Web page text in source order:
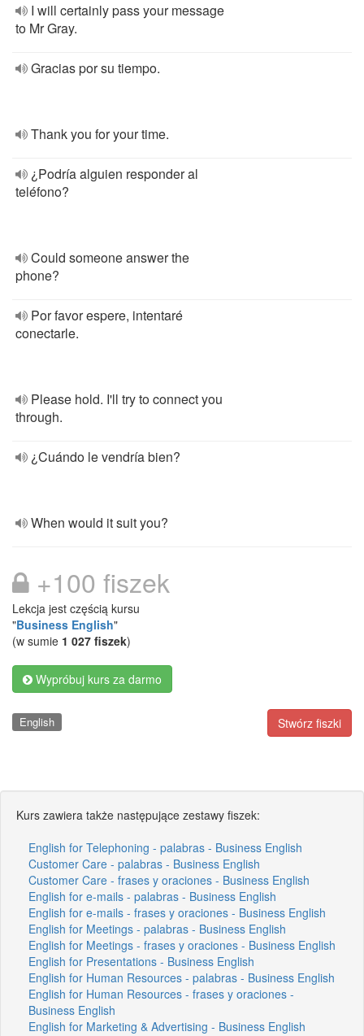
I will certainly pass your message
to Mr Gray.
Gracias por su tiempo.
Thank you for your time.
¿Podría alguien responder al
teléfono?
Could someone answer the
phone?
Por favor espere, intentaré
conectarle.
Please hold. I'll try to connect you
through.
¿Cuándo le vendría bien?
When would it suit you?
+100 fiszek
Lekcja jest częścią kursu
"Business English"
(w sumie 1 027 fiszek)
Wypróbuj kurs za darmo
Stwórz fiszki
English
Kurs zawiera także następujące zestawy fiszek:
English for Telephoning - palabras - Business English
Customer Care - palabras - Business English
Customer Care - frases y oraciones - Business English
English for e-mails - palabras - Business English
English for e-mails - frases y oraciones - Business English
English for Meetings - palabras - Business English
English for Meetings - frases y oraciones - Business English
English for Presentations - Business English
English for Human Resources - palabras - Business English
English for Human Resources - frases y oraciones -
Business English
English for Marketing & Advertising - Business English